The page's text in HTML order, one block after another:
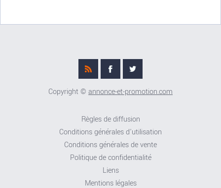
Copyright © annonce-et-promotion.com
Règles de diffusion
Conditions générales d'utilisation
Conditions générales de vente
Politique de confidentialité
Liens
Mentions légales